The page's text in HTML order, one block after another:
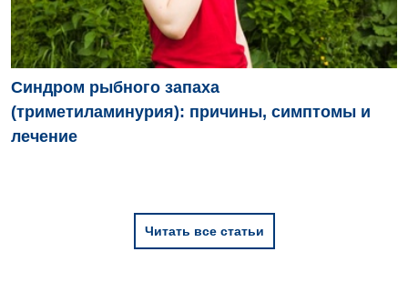
Синдром рыбного запаха
(триметиламинурия): причины, симптомы и
лечение
Читать все статьи